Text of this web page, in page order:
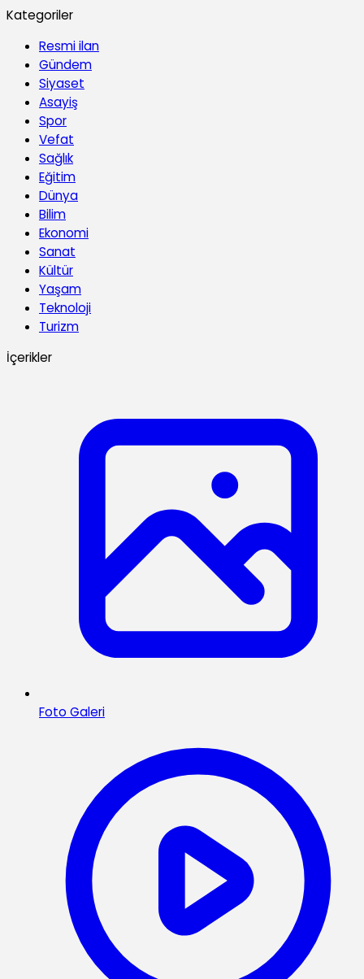
Kategoriler
Resmi ilan
Gündem
Siyaset
Asayiş
Spor
Vefat
Sağlık
Eğitim
Dünya
Bilim
Ekonomi
Sanat
Kültür
Yaşam
Teknoloji
Turizm
İçerikler
Foto Galeri